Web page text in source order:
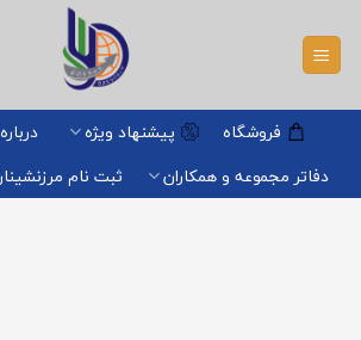
content
فروشگاه پیشنهاد ویژه
دفاتر مجموعه و همکاران
ثبت نام